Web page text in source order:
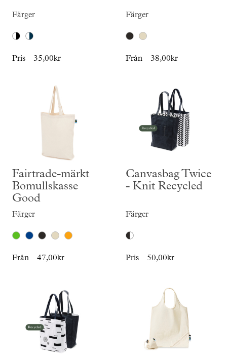
Färger
Pris 35,00kr
Färger
Från 38,00kr
Fairtrade-märkt
Bomullskasse
Good
Färger
Från 47,00kr
Canvasbag Twice
- Knit Recycled
Färger
Pris 50,00kr